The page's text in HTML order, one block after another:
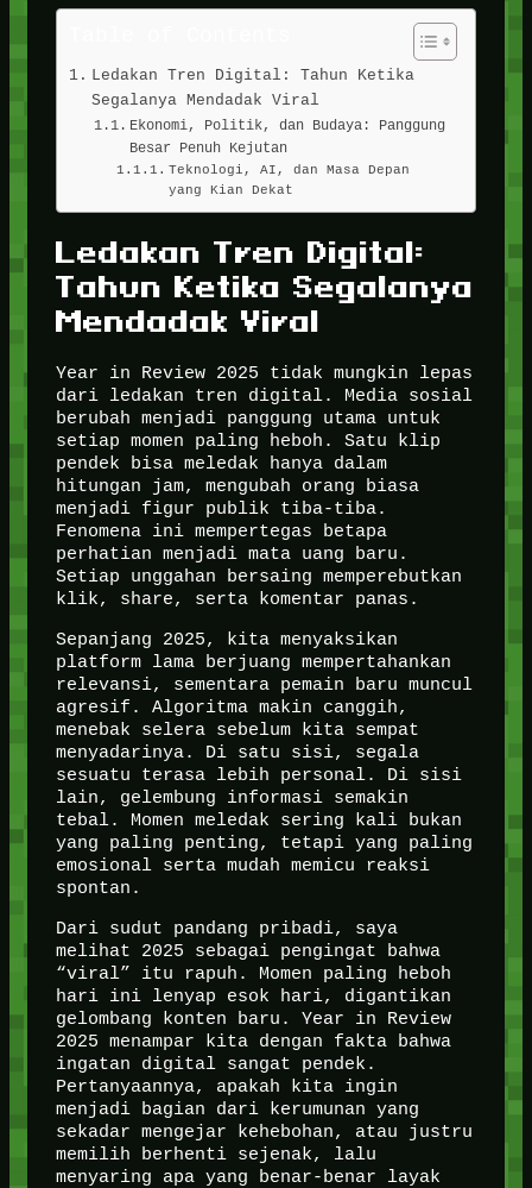
Ledakan Tren Digital: Tahun Ketika
Segalanya Mendadak Viral
Ekonomi, Politik, dan Budaya: Panggung
Besar Penuh Kejutan
Teknologi, AI, dan Masa Depan
yang Kian Dekat
Ledakan Tren Digital:
Tahun Ketika Segalanya
Mendadak Viral
Year in Review 2025 tidak mungkin lepas
dari ledakan tren digital. Media sosial
berubah menjadi panggung utama untuk
setiap momen paling heboh. Satu klip
pendek bisa meledak hanya dalam
hitungan jam, mengubah orang biasa
menjadi figur publik tiba-tiba.
Fenomena ini mempertegas betapa
perhatian menjadi mata uang baru.
Setiap unggahan bersaing memperebutkan
klik, share, serta komentar panas.
Sepanjang 2025, kita menyaksikan
platform lama berjuang mempertahankan
relevansi, sementara pemain baru muncul
agresif. Algoritma makin canggih,
menebak selera sebelum kita sempat
menyadarinya. Di satu sisi, segala
sesuatu terasa lebih personal. Di sisi
lain, gelembung informasi semakin
tebal. Momen meledak sering kali bukan
yang paling penting, tetapi yang paling
emosional serta mudah memicu reaksi
spontan.
Dari sudut pandang pribadi, saya
melihat 2025 sebagai pengingat bahwa
“viral” itu rapuh. Momen paling heboh
hari ini lenyap esok hari, digantikan
gelombang konten baru. Year in Review
2025 menampar kita dengan fakta bahwa
ingatan digital sangat pendek.
Pertanyaannya, apakah kita ingin
menjadi bagian dari kerumunan yang
sekadar mengejar kehebohan, atau justru
memilih berhenti sejenak, lalu
menyaring apa yang benar-benar layak